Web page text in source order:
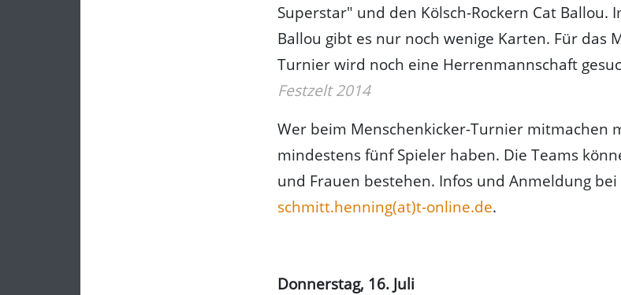
Superstar" und den Kölsch-Rockern Cat Ballou.
Ballou gibt es nur noch wenige Karten. Für das
Turnier wird noch eine Herrenmannschaft
Festzelt 2014
Wer beim Menschenkicker-Turnier mitmachen
mindestens fünf Spieler haben. Die Teams
und Frauen bestehen. Infos und Anmeldung
schmitt.henning(at)t-online.de.
Donnerstag, 16. Juli